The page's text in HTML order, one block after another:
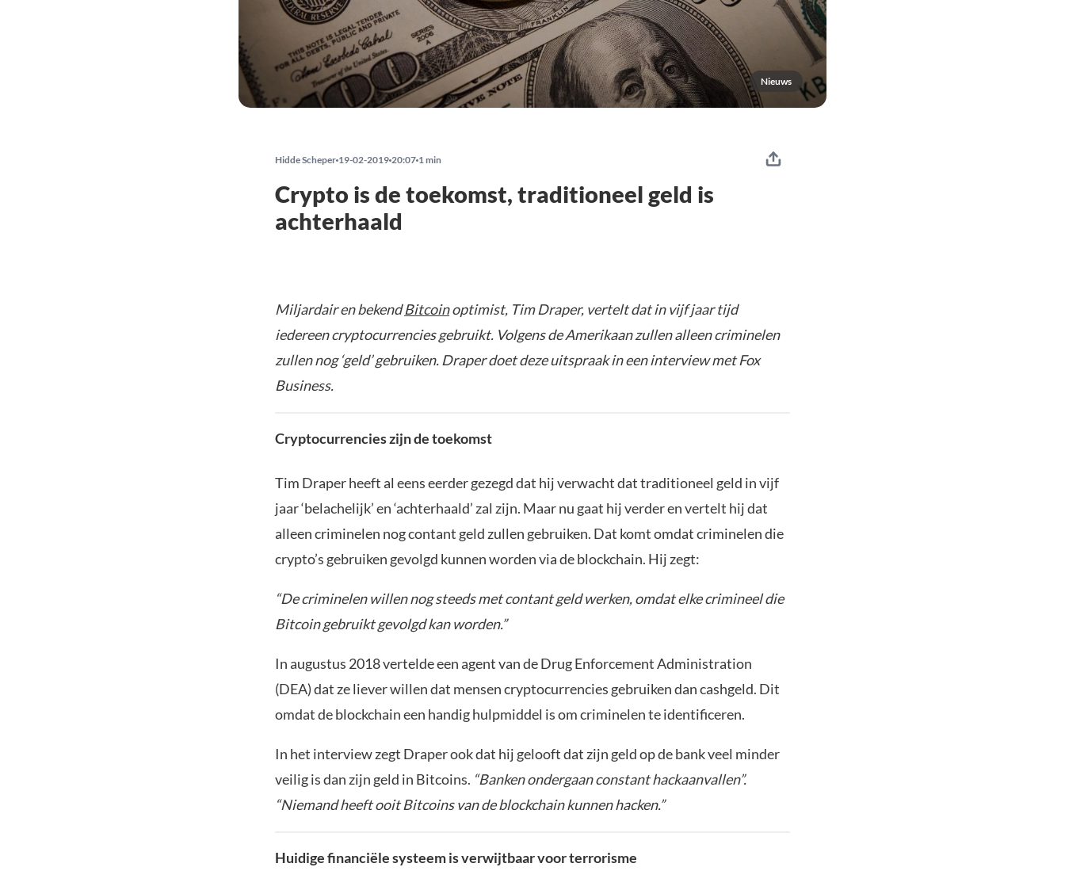
Nieuws
Hidde Scheper 19-02-2019 20:07 1 min
Crypto is de toekomst, traditioneel geld is
achterhaald
Miljardair en bekendBitcoinoptimist, Tim Draper, vertelt dat in vijf jaar tijd
iedereen cryptocurrencies gebruikt. Volgens de Amerikaan zullen alleen criminelen
zullen nog ‘geld’ gebruiken. Draper doet deze uitspraak in een interview met Fox
Business.
Cryptocurrencies zijn de toekomst
Tim Draper heeft al eens eerder gezegd dat hij verwacht dat traditioneel geld in vijf
jaar ‘belachelijk’ en ‘achterhaald’ zal zijn. Maar nu gaat hij verder en vertelt hij dat
alleen criminelen nog contant geld zullen gebruiken. Dat komt omdat criminelen die
crypto’s gebruiken gevolgd kunnen worden via de blockchain. Hij zegt:
“De criminelen willen nog steeds met contant geld werken, omdat elke crimineel die
Bitcoin gebruikt gevolgd kan worden.”
In augustus 2018 vertelde een agent van de Drug Enforcement Administration
(DEA) dat ze liever willen dat mensen cryptocurrencies gebruiken dan cashgeld. Dit
omdat de blockchain een handig hulpmiddel is om criminelen te identificeren.
In het interview zegt Draper ook dat hij gelooft dat zijn geld op de bank veel minder
veilig is dan zijn geld in Bitcoins. “Banken ondergaan constant hackaanvallen”.
“Niemand heeft ooit Bitcoins van de blockchain kunnen hacken.”
Huidige financiële systeem is verwijtbaar voor terrorisme